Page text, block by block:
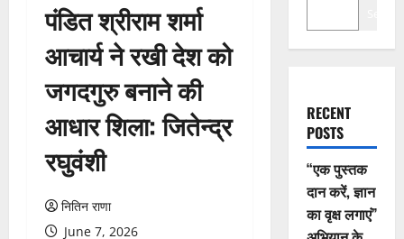
पंडित श्रीराम शर्मा
आचार्य ने रखी देश को
जगदगुरु बनाने की
आधार शिला: जितेन्द्र
रघुवंशी
नितिन राणा
June 7, 2026
RECENT
POSTS
“एक पुस्तक
दान करें, ज्ञान
का वृक्ष लगाएं”